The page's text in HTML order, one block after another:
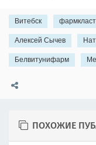
Витебск
Алексей Сычев
Белвитунифарм
ПОХОЖИЕ